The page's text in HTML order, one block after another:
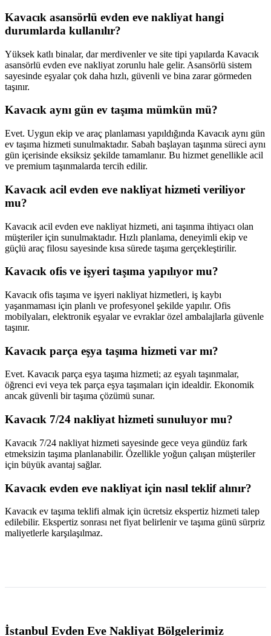
Kavacık asansörlü evden eve nakliyat hangi
durumlarda kullanılır?
Yüksek katlı binalar, dar merdivenler ve site tipi yapılarda Kavacık
asansörlü evden eve nakliyat zorunlu hale gelir. Asansörlü sistem
sayesinde eşyalar çok daha hızlı, güvenli ve bina zarar görmeden
taşınır.
Kavacık aynı gün ev taşıma mümkün mü?
Evet. Uygun ekip ve araç planlaması yapıldığında Kavacık aynı gün
ev taşıma hizmeti sunulmaktadır. Sabah başlayan taşınma süreci aynı
gün içerisinde eksiksiz şekilde tamamlanır. Bu hizmet genellikle acil
ve premium taşınmalarda tercih edilir.
Kavacık acil evden eve nakliyat hizmeti veriliyor
mu?
Kavacık acil evden eve nakliyat hizmeti, ani taşınma ihtiyacı olan
müşteriler için sunulmaktadır. Hızlı planlama, deneyimli ekip ve
güçlü araç filosu sayesinde kısa sürede taşıma gerçekleştirilir.
Kavacık ofis ve işyeri taşıma yapılıyor mu?
Kavacık ofis taşıma ve işyeri nakliyat hizmetleri, iş kaybı
yaşanmaması için planlı ve profesyonel şekilde yapılır. Ofis
mobilyaları, elektronik eşyalar ve evraklar özel ambalajlarla güvenle
taşınır.
Kavacık parça eşya taşıma hizmeti var mı?
Evet. Kavacık parça eşya taşıma hizmeti; az eşyalı taşınmalar,
öğrenci evi veya tek parça eşya taşımaları için idealdir. Ekonomik
ancak güvenli bir taşıma çözümü sunar.
Kavacık 7/24 nakliyat hizmeti sunuluyor mu?
Kavacık 7/24 nakliyat hizmeti sayesinde gece veya gündüz fark
etmeksizin taşıma planlanabilir. Özellikle yoğun çalışan müşteriler
için büyük avantaj sağlar.
Kavacık evden eve nakliyat için nasıl teklif alınır?
Kavacık ev taşıma teklifi almak için ücretsiz ekspertiz hizmeti talep
edilebilir. Ekspertiz sonrası net fiyat belirlenir ve taşıma günü sürpriz
maliyetlerle karşılaşılmaz.
İstanbul Evden Eve Nakliyat Bölgelerimiz